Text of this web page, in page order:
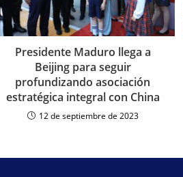
Presidente Maduro llega a
Beijing para seguir
profundizando asociación
estratégica integral con China
12 de septiembre de 2023